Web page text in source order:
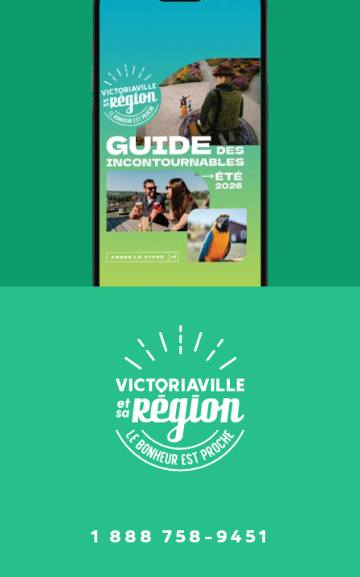
1 888 758-9451